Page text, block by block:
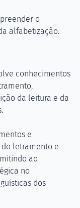
o
alfabetização.
conhecimentos
da leitura e da
e
letramento e
ao
no
dos